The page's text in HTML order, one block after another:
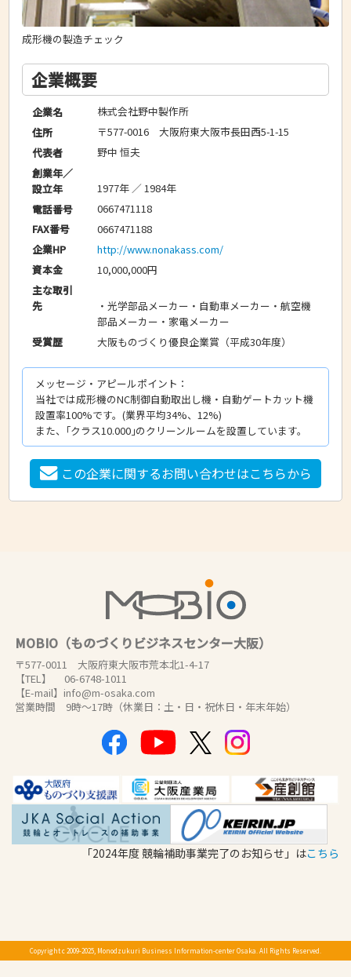
成形機の製造チェック
企業概要
企業名
株式会社野中製作所
住所
〒577-0016 大阪府東大阪市長田西5-1-15
代表者
野中 恒夫
創業年／
設立年
1977年 ／ 1984年
電話番号
0667471118
FAX番号
0667471188
企業HP
http://www.nonakass.com/
資本金
10,000,000円
主な取引
先
・光学部品メーカー・自動車メーカー・航空機
部品メーカー・家電メーカー
受賞歴
大阪ものづくり優良企業賞（平成30年度）
メッセージ・アピールポイント：
当社では成形機のNC制御自動取出し機・自動ゲートカット機
設置率100%です。(業界平均34%、12%)
また、｢クラス10.000｣のクリーンルームを設置しています。
この企業に関するお問い合わせはこちらから
MOBIO（ものづくりビジネスセンター大阪）
〒577-0011 大阪府東大阪市荒本北1-4-17
【TEL】 06-6748-1011
【E-mail】info@m-osaka.com
営業時間 9時～17時（休業日：土・日・祝休日・年末年始）
「2024年度 競輪補助事業完了のお知らせ」はこちら
Copyright c 2009-2025, Monodzukuri Business Information-center Osaka. All Rights Reserved.